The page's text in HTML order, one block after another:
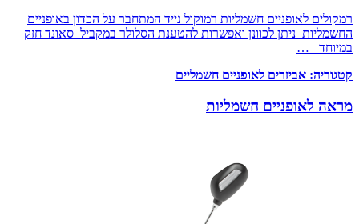
רמקולים לאופניים חשמליות רמוקול נייד המתחבר על הכדון באופניים
החשמליות ניתן לכוונן ואפשרות להטענת הסלולר במקביל סאונד חזק
במיוחד …
קטגוריה: אביזרים לאופניים חשמליים
מראה לאופניים חשמליות